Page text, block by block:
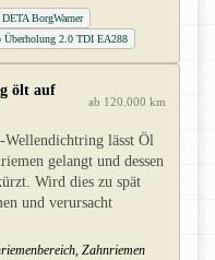
BorgWarner
Überholung 2.0 TDI EA288
ölt auf
ab 120.000 km
lässt Öl
gelangt und dessen
Wird dies zu spät
und verursacht
Zahnriemen